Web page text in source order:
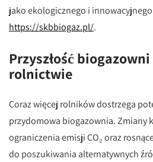
jako ekologicznego i
https://skbbiogaz.pl/.
Przyszłość
rolnictwie
Coraz więcej rolników dostrzega
przydomowa biogazownia. Zmiany
ograniczenia emisji CO₂ oraz
do poszukiwania alternatywnych